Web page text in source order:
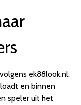
ek88look.nl:
en binnen
speler uit het